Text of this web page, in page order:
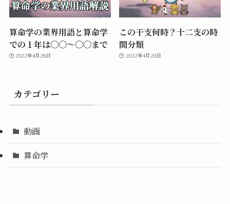
算命学の業界用語と算命学
での１年は〇〇〜〇〇まで
2022年4月28日
この干支何時？十二支の時
間分類
2022年4月20日
カテゴリー
動画
算命学